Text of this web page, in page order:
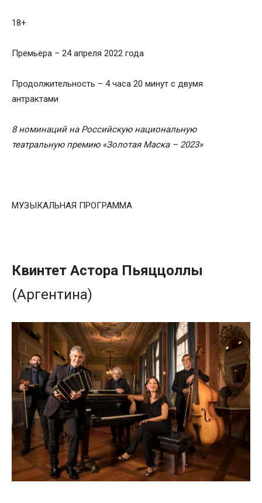
18+
Премьера – 24 апреля 2022 года
Продолжительность – 4 часа 20 минут с двумя
антрактами
8 номинацийна Российскую национальную
театральную премию «Золотая Маска – 2023»
МУЗЫКАЛЬНАЯ ПРОГРАММА
Квинтет Астора Пьяццоллы
(Аргентина)